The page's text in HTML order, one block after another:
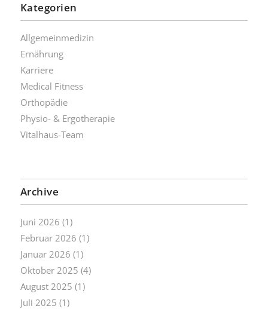
Kategorien
Allgemeinmedizin
Ernährung
Karriere
Medical Fitness
Orthopädie
Physio- & Ergotherapie
Vitalhaus-Team
Archive
Juni 2026 (1)
Februar 2026 (1)
Januar 2026 (1)
Oktober 2025 (4)
August 2025 (1)
Juli 2025 (1)